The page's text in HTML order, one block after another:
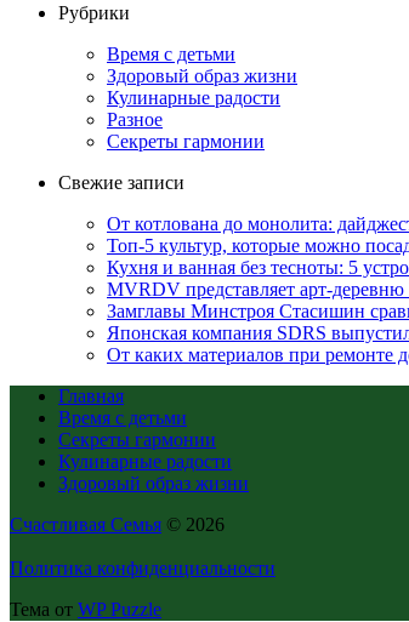
Рубрики
Время с детьми
Здоровый образ жизни
Кулинарные радости
Разное
Секреты гармонии
Свежие записи
От котлована до монолита:
Топ-5 культур, которые можно
Кухня и ванная без тесноты: 5
MVRDV представляет арт-
Замглавы Минстроя Стасишин
Японская компания SDRS
От каких материалов при ремонте
Главная
Время с детьми
Секреты гармонии
Кулинарные радости
Здоровый образ жизни
Счастливая Семья © 2026
Политика конфиденциальности
Тема от WP Puzzle